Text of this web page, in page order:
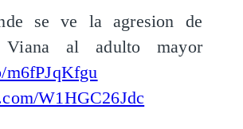
se ve la agresion de
Viana al adulto mayor
m6fPJqKfgu
W1HGC26Jdc